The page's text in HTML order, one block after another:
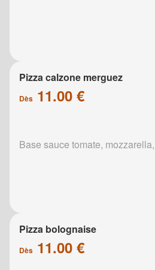
Pizza calzone merguez
Dès 11.00 €
Base sauce tomate,
Pizza bolognaise
Dès 11.00 €